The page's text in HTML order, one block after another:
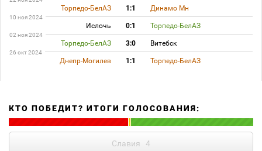
Торпедо-БелАЗ 1:1 Динамо Мн
10 ноя 2024
Ислочь 0:1 Торпедо-БелАЗ
02 ноя 2024
Торпедо-БелАЗ 3:0 Витебск
26 окт 2024
Днепр-Могилев 1:1 Торпедо-БелАЗ
КТО ПОБЕДИТ? ИТОГИ ГОЛОСОВАНИЯ:
Славия 4